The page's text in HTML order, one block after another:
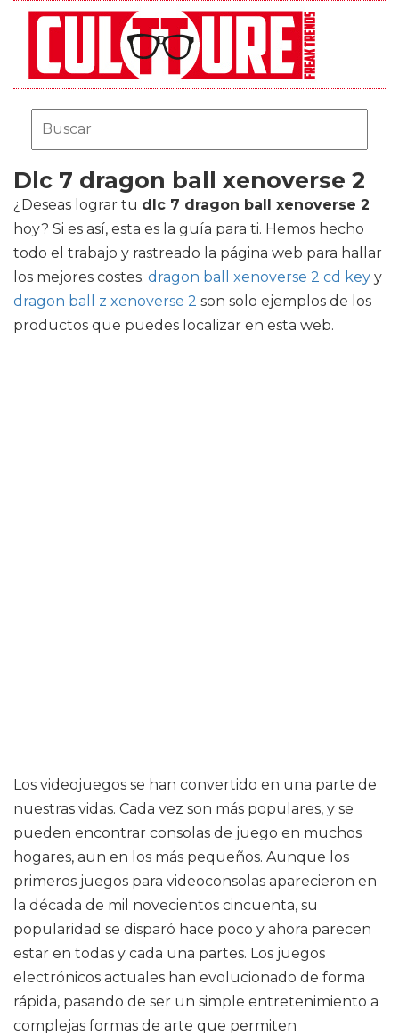
Dlc 7 dragon ball xenoverse 2
¿Deseas lograr tu dlc 7 dragon ball xenoverse 2
hoy? Si es así, esta es la guía para ti. Hemos hecho
todo el trabajo y rastreado la página web para hallar
los mejores costes. dragon ball xenoverse 2 cd key y
dragon ball z xenoverse 2 son solo ejemplos de los
productos que puedes localizar en esta web.
Los videojuegos se han convertido en una parte de
nuestras vidas. Cada vez son más populares, y se
pueden encontrar consolas de juego en muchos
hogares, aun en los más pequeños. Aunque los
primeros juegos para videoconsolas aparecieron en
la década de mil novecientos cincuenta, su
popularidad se disparó hace poco y ahora parecen
estar en todas y cada una partes. Los juegos
electrónicos actuales han evolucionado de forma
rápida, pasando de ser un simple entretenimiento a
complejas formas de arte que permiten